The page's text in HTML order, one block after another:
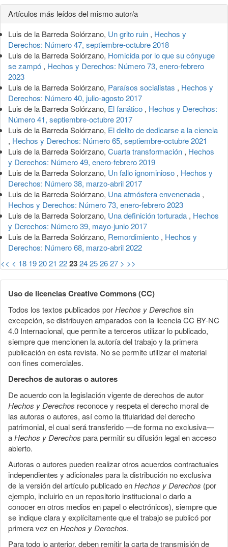
Detalles
del
artículo
Artículos más leídos del mismo autor/a
Luis de la Barreda Solórzano, Un grito ruin , Hechos y
Derechos: Número 47, septiembre-octubre 2018
Luis de la Barreda Solórzano, Homicida por lo que su cónyuge
se zampó , Hechos y Derechos: Número 73, enero-febrero
2023
Luis de la Barreda Solórzano, Paraísos socialistas , Hechos y
Derechos: Número 40, julio-agosto 2017
Luis de la Barreda Solórzano, El fanático , Hechos y Derechos:
Número 41, septiembre-octubre 2017
Luis de la Barreda Solórzano, El delito de dedicarse a la ciencia
, Hechos y Derechos: Número 65, septiembre-octubre 2021
Luis de la Barreda Solórzano, Cuarta transformación , Hechos
y Derechos: Número 49, enero-febrero 2019
Luis de la Barreda Solorzano, Un fallo ignominioso , Hechos y
Derechos: Número 38, marzo-abril 2017
Luis de la Barreda Solórzano, Una atmósfera envenenada ,
Hechos y Derechos: Número 73, enero-febrero 2023
Luis de la Barreda Solorzano, Una definición torturada , Hechos
y Derechos: Número 39, mayo-junio 2017
Luis de la Barreda Solórzano, Remordimiento , Hechos y
Derechos: Número 68, marzo-abril 2022
<< < 18 192021 222324252627 > >>
Uso de licencias Creative Commons (CC)
Todos los textos publicados porHechos y Derechos sin
excepción, se distribuyen amparados con la licencia CC BY-NC
4.0 Internacional, que permite a terceros utilizar lo publicado,
siempre que mencionen la autoría del trabajo y la primera
publicación en esta revista. No se permite utilizar el material
con fines comerciales.
Derechos de autoras o autores
De acuerdo con la legislación vigente de derechos de autor
Hechos y Derechos reconoce y respeta el derecho moral de
las autoras o autores, así como la titularidad del derecho
patrimonial, el cual será transferido —de forma no exclusiva—
aHechos y Derechos para permitir su difusión legal en acceso
abierto.
Autoras o autores pueden realizar otros acuerdos contractuales
independientes y adicionales para la distribución no exclusiva
de la versión del artículo publicado enHechos y Derechos (por
ejemplo, incluirlo en un repositorio institucional o darlo a
conocer en otros medios en papel o electrónicos), siempre que
se indique clara y explícitamente que el trabajo se publicó por
primera vez enHechos y Derechos.
Para todo lo anterior, deben remitir la carta de transmisión de